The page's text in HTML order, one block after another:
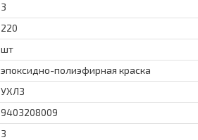
3
220
шт
эпоксидно-полиэфирная краска
УХЛЗ
9403208009
3